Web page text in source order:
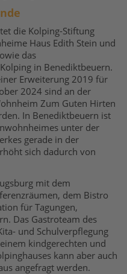
die Kolping-Stiftung
Haus Edith Stein und
das
in Benediktbeuern.
Erweiterung 2019 für
2024 sind an der
Zum Guten Hirten
In Benediktbeuern ist
unter der
gerade in der
sich dadurch von
mit dem
dem Bistro
für Tagungen,
Das Gastroteam des
und Schulverpflegung
kindgerechten und
kann aber auch
angefragt werden.